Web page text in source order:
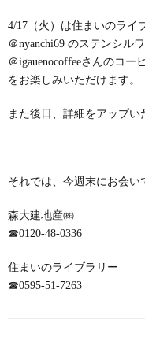
4/17（火）は住まいのライ
＠nyanchi69 のステンシル
＠igauenocoffeeさんのコー
をお楽しみいただけます。
また後日、詳細をアップ
それでは、今週末にお会
森大建地産㈱
☎0120-48-0336
住まいのライブラリー
☎0595-51-7263